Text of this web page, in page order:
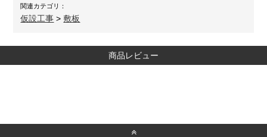
関連カテゴリ：
仮設工事 > 敷板
商品レビュー